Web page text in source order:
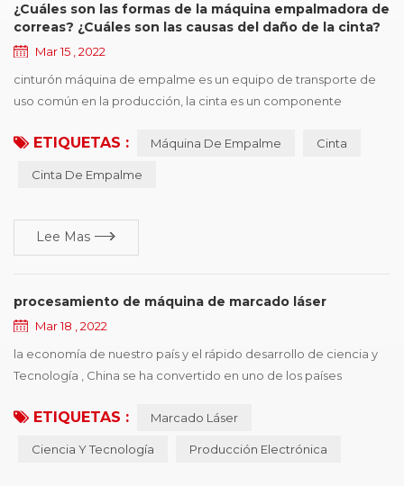
¿Cuáles son las formas de la máquina empalmadora de
correas? ¿Cuáles son las causas del daño de la cinta?
Mar 15 , 2022
cinturón máquina de empalme es un equipo de transporte de
uso común en la producción, la cinta es un componente
que se cinta aparece en diversas formas de daño, afectará la
seis tipos de formas de daño comunes, y presenta sugerencias
ETIQUETAS : Máquina De Empalme Cinta
Cinta De Empalme
Lee Mas
procesamiento de máquina de marcado láser
Mar 18 , 2022
la economía de nuestro país y el rápido desarrollo de ciencia y
Tecnología , China se ha convertido en uno de los países
prolificidad en la electrónica , y el poder de desarrollo ,, pero
fabricación de tipo de copia , el principio de máquina de
ETIQUETAS : Marcado Láser
Ciencia Y Tecnología Producción Electrónica